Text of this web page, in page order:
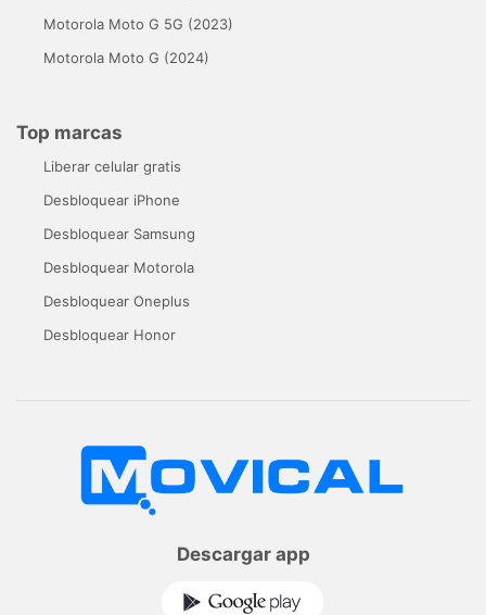
Motorola Moto G 5G (2023)
Motorola Moto G (2024)
Top marcas
Liberar celular gratis
Desbloquear iPhone
Desbloquear Samsung
Desbloquear Motorola
Desbloquear Oneplus
Desbloquear Honor
Descargar app